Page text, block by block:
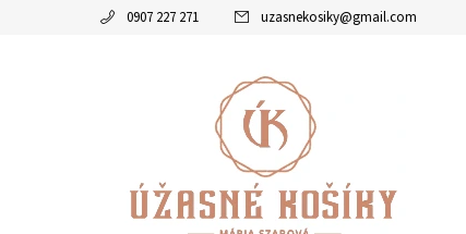
0907 227 271 uzasnekosiky@gmail.com